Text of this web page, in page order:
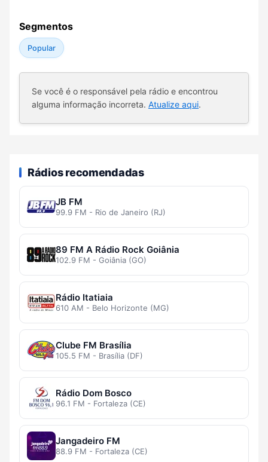
Segmentos
Popular
Se você é o responsável pela rádio e encontrou
alguma informação incorreta. Atualize aqui.
Rádios recomendadas
JB FM
99.9 FM - Rio de Janeiro (RJ)
89 FM A Rádio Rock Goiânia
102.9 FM - Goiânia (GO)
Rádio Itatiaia
610 AM - Belo Horizonte (MG)
Clube FM Brasília
105.5 FM - Brasília (DF)
Rádio Dom Bosco
96.1 FM - Fortaleza (CE)
Jangadeiro FM
88.9 FM - Fortaleza (CE)